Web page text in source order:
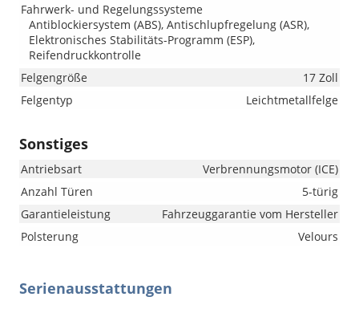
Fahrwerk- und Regelungssysteme
Antiblockiersystem (ABS), Antischlupfregelung (ASR),
Elektronisches Stabilitäts-Programm (ESP),
Reifendruckkontrolle
Felgengröße
17 Zoll
Felgentyp
Leichtmetallfelge
Sonstiges
Antriebsart
Verbrennungsmotor (ICE)
Anzahl Türen
5-türig
Garantieleistung
Fahrzeuggarantie vom Hersteller
Polsterung
Velours
Serienausstattungen